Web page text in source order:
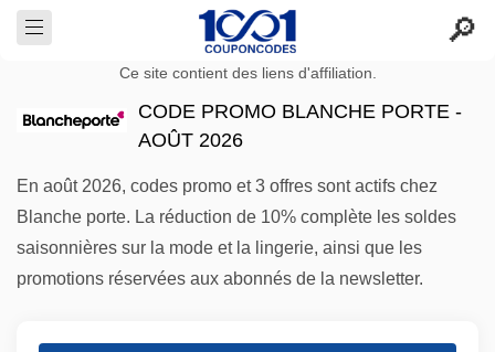
Ce site contient des liens d'affiliation.
CODE PROMO BLANCHE PORTE -
AOÛT 2026
En août 2026, codes promo et 3 offres sont actifs chez
Blanche porte. La réduction de 10% complète les soldes
saisonnières sur la mode et la lingerie, ainsi que les
promotions réservées aux abonnés de la newsletter.